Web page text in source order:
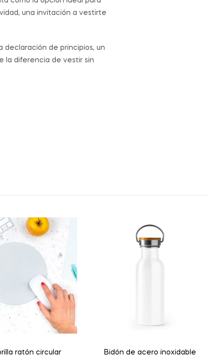
una invitación a vestirte
declaración de principios, un
la diferencia de vestir sin
ratón circular
Bidón de acero inoxidable